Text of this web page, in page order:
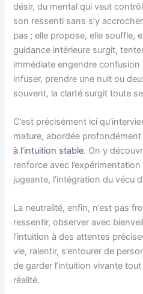
désir, du mental qui veut
son ressenti sans s’y
pas ; elle propose, elle souffle,
guidance intérieure surgit,
immédiate engendre
infuser, prendre une nuit ou
souvent, la clarté surgit toute
C’est précisément ici
mature, abordée
à l’intuition stable. On y
renforce avec
jugeante, l’intégration du vécu
La neutralité, enfin, n’est pas
ressentir, observer avec
l’intuition à des attentes
vie, ralentir, s’entourer de
de garder l’intuition vivante
réalité.